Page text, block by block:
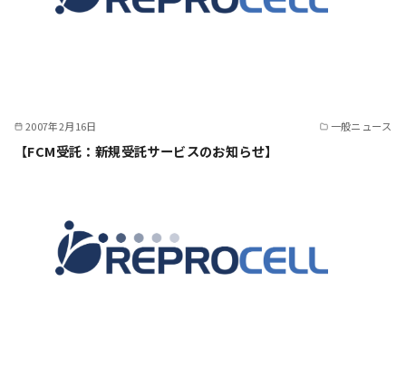
2007年2月16日 一般ニュース
【FCM受託：新規受託サービスのお知らせ】